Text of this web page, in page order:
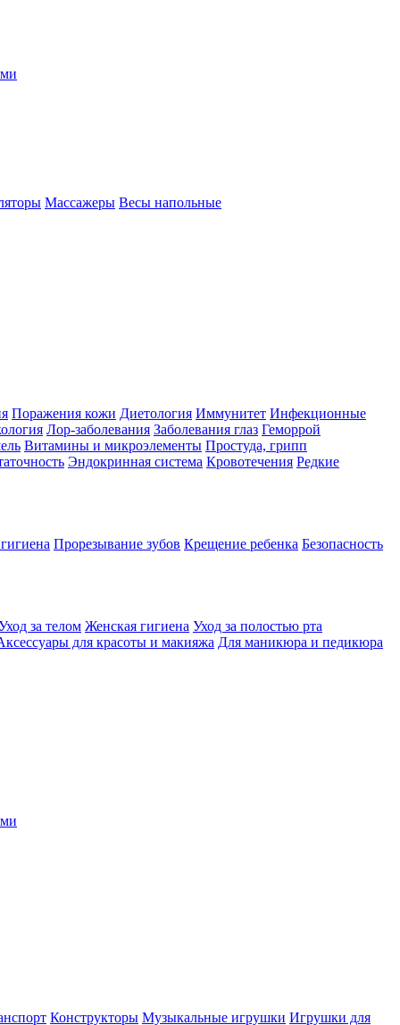
Массажеры Весы напольные
Поражения кожи Диетология Иммунитет Инфекционные
Лор-заболевания Заболевания глаз Геморрой
Витамины и микроэлементы Простуда, грипп
Эндокринная система Кровотечения Редкие
Прорезывание зубов Крещение ребенка Безопасность
за телом Женская гигиена Уход за полостью рта
для красоты и макияжа Для маникюра и педикюра
Конструкторы Музыкальные игрушки Игрушки для